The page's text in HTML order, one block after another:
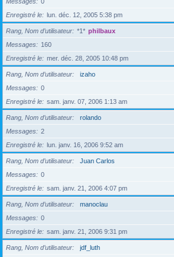
Enregistré le
lun. déc. 12, 2005 5:38 pm
Rang, Nom d’utilisateur *1* philbaux
Messages
160
Enregistré le
mer. déc. 28, 2005 10:48 pm
Rang, Nom d’utilisateur
izaho
Messages
0
Enregistré le
sam. janv. 07, 2006 1:13 am
Rang, Nom d’utilisateur
rolando
Messages
2
Enregistré le
lun. janv. 16, 2006 9:52 am
Rang, Nom d’utilisateur
Juan Carlos
Messages
0
Enregistré le
sam. janv. 21, 2006 4:07 pm
Rang, Nom d’utilisateur
manoclau
Messages
0
Enregistré le
sam. janv. 21, 2006 9:31 pm
Rang, Nom d’utilisateur
jdf_luth